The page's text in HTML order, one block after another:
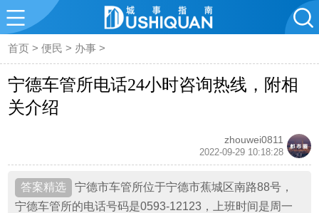
首页 >便民 > 办事 >
宁德车管所电话24小时咨询热线，附相
关介绍
zhouwei0811
2022-09-29 10:18:28
宁德市车管所位于宁德市蕉城区南路88号，
宁德车管所的电话号码是0593-12123，上班时间是周一